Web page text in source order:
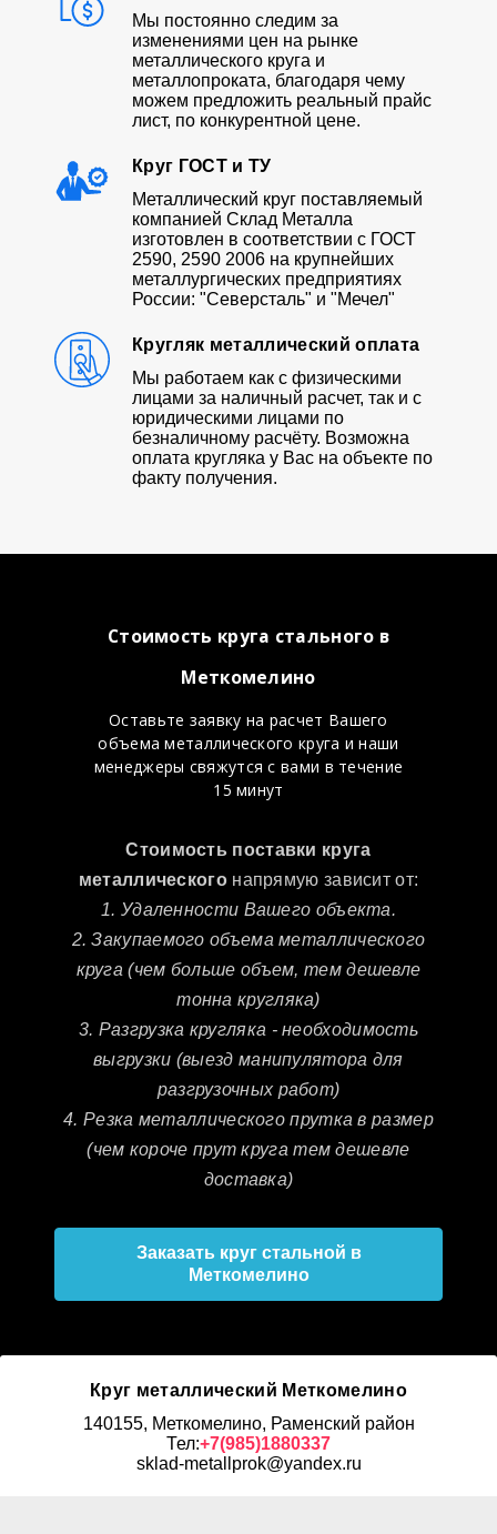
Мы постоянно следим за
изменениями цен на рынке
металлического круга и
металлопроката, благодаря чему
можем предложить реальный прайс
лист, по конкурентной цене.
Круг ГОСТ и ТУ
Металлический круг поставляемый
компанией Склад Металла
изготовлен в соответствии с ГОСТ
2590, 2590 2006 на крупнейших
металлургических предприятиях
России: "Северсталь" и "Мечел"
Кругляк металлический оплата
Мы работаем как с физическими
лицами за наличный расчет, так и с
юридическими лицами по
безналичному расчёту. Возможна
оплата кругляка у Вас на объекте по
факту получения.
Стоимость круга стального в
Меткомелино
Оставьте заявку на расчет Вашего
объема металлического круга и наши
менеджеры свяжутся с вами в течение
15 минут
Стоимость поставки круга
металлического напрямую зависит от:
1. Удаленности Вашего объекта.
2. Закупаемого объема металлического
круга (чем больше объем, тем дешевле
тонна кругляка)
3. Разгрузка кругляка - необходимость
выгрузки (выезд манипулятора для
разгрузочных работ)
4. Резка металлического прутка в размер
(чем короче прут круга тем дешевле
доставка)
Заказать круг стальной в
Меткомелино
Круг металлический Меткомелино
140155, Меткомелино, Раменский район
Тел:+7(985)1880337
sklad-metallprok@yandex.ru